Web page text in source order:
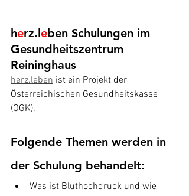
herz.leben Schulungen im
Gesundheitszentrum
Reininghaus
herz.leben ist ein Projekt der
Österreichischen Gesundheitskasse
(ÖGK).
Folgende Themen werden in
der Schulung behandelt:
Was ist Bluthochdruck und wie